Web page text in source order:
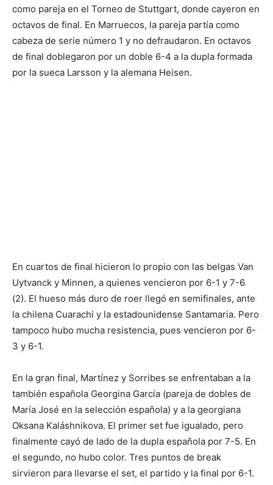
como pareja en el Torneo de Stuttgart, donde cayeron en
octavos de final. En Marruecos, la pareja partía como
cabeza de serie número 1 y no defraudaron. En octavos
de final doblegaron por un doble 6-4 a la dupla formada
por la sueca Larsson y la alemana Heisen.
En cuartos de final hicieron lo propio con las belgas Van
Uytvanck y Minnen, a quienes vencieron por 6-1 y 7-6
(2). El hueso más duro de roer llegó en semifinales, ante
la chilena Cuarachi y la estadounidense Santamaria. Pero
tampoco hubo mucha resistencia, pues vencieron por 6-
3 y 6-1.
En la gran final, Martínez y Sorribes se enfrentaban a la
también española Georgina García (pareja de dobles de
María José en la selección española) y a la georgiana
Oksana Kaláshnikova. El primer set fue igualado, pero
finalmente cayó de lado de la dupla española por 7-5. En
el segundo, no hubo color. Tres puntos de break
sirvieron para llevarse el set, el partido y la final por 6-1.